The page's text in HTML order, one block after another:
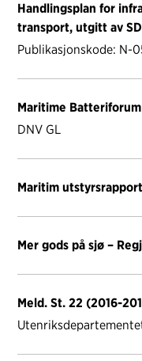
Handlingsplan for
transport, utgitt av
Publikasjonskode: N-
Maritime Batteriforum
DNV GL
Maritim
Mer gods på sjø –
Meld. St. 22 (2016-